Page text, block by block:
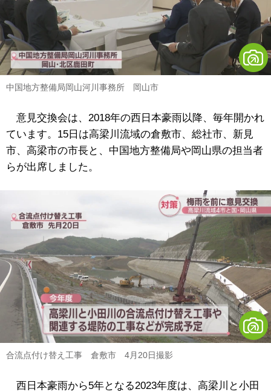
中国地方整備局岡山河川事務所 岡山市
意見交換会は、2018年の西日本豪雨以降、毎年開かれ
ています。15日は高梁川流域の倉敷市、総社市、新見
市、高梁市の市長と、中国地方整備局や岡山県の担当者
らが出席しました。
合流点付け替え工事 倉敷市 4月20日撮影
西日本豪雨から5年となる2023年度は、高梁川と小田